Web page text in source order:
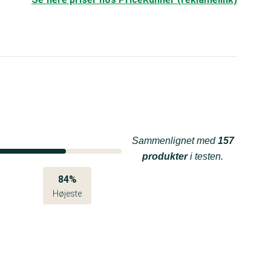
84%
Højeste
Sammenlignet med157
produkteri testen.